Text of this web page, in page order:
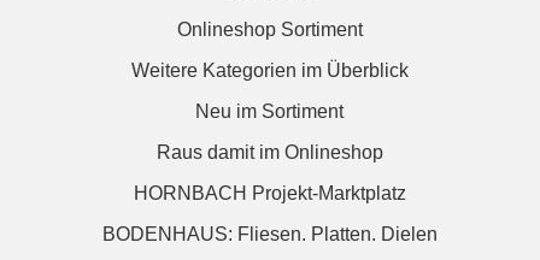
Onlineshop Sortiment
Weitere Kategorien im Überblick
Neu im Sortiment
Raus damit im Onlineshop
HORNBACH Projekt-Marktplatz
BODENHAUS: Fliesen. Platten. Dielen